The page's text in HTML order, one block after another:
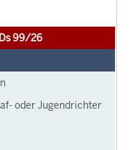
99/26
oder Jugendrichter